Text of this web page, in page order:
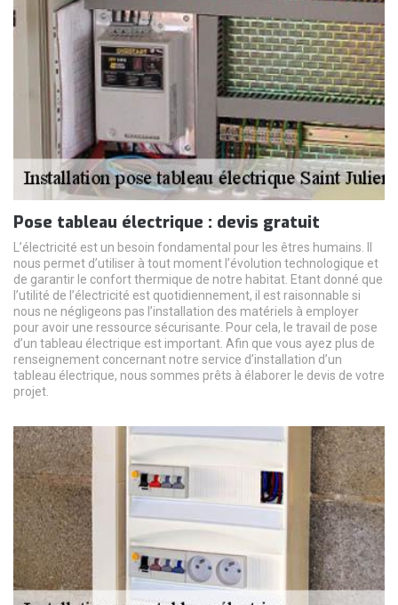
Pose tableau électrique : devis gratuit
L’électricité est un besoin fondamental pour les êtres humains. Il
nous permet d’utiliser à tout moment l’évolution technologique et
de garantir le confort thermique de notre habitat. Etant donné que
l’utilité de l’électricité est quotidiennement, il est raisonnable si
nous ne négligeons pas l’installation des matériels à employer
pour avoir une ressource sécurisante. Pour cela, le travail de pose
d’un tableau électrique est important. Afin que vous ayez plus de
renseignement concernant notre service d’installation d’un
tableau électrique, nous sommes prêts à élaborer le devis de votre
projet.